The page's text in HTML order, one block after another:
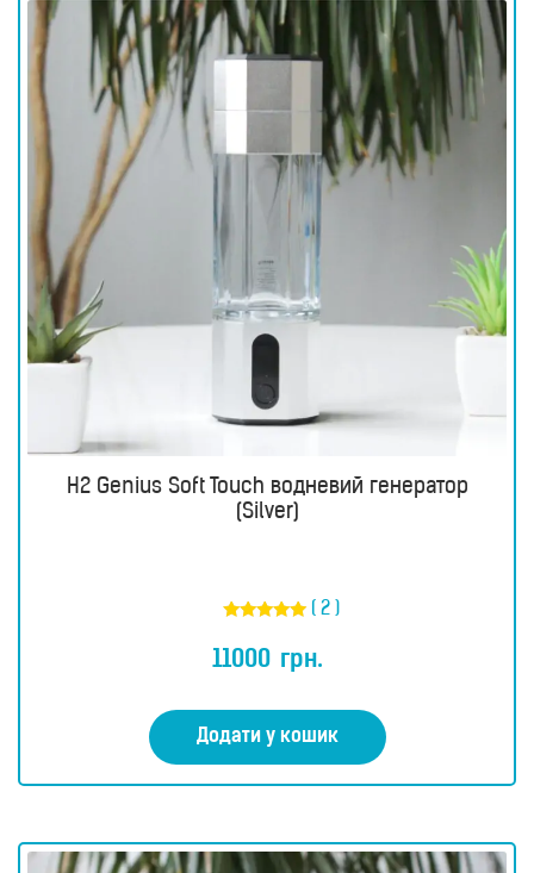
H2 Genius Soft Touch водневий генератор
(Silver)
5.00
з 5
( 2 )
11000 грн.
Додати у кошик